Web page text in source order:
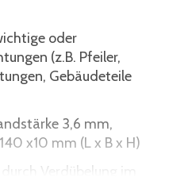
oder
(z.B. Pfeiler,
Gebäudeteile
3,6 mm,
x10 mm (L x B x H)
Verdübelung im